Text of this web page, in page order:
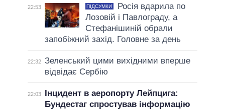
22:53 ПІДСУМКИ
Росія вдарила по
Лозовій і Павлограду, а
Стефанішиній обрали
запобіжний захід. Головне за день
22:32 Зеленський цими вихідними вперше
відвідає Сербію
22:03
Інцидент в аеропорту Лейпцига:
Бундестаг спростував інформацію